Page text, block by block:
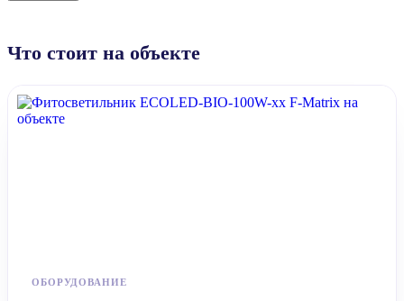
Что стоит на объекте
ОБОРУДОВАНИЕ